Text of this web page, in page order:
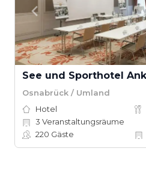
See und Sporthotel
Osnabrück / Umland
Hotel
3 Veranstaltungsräume
220 Gäste